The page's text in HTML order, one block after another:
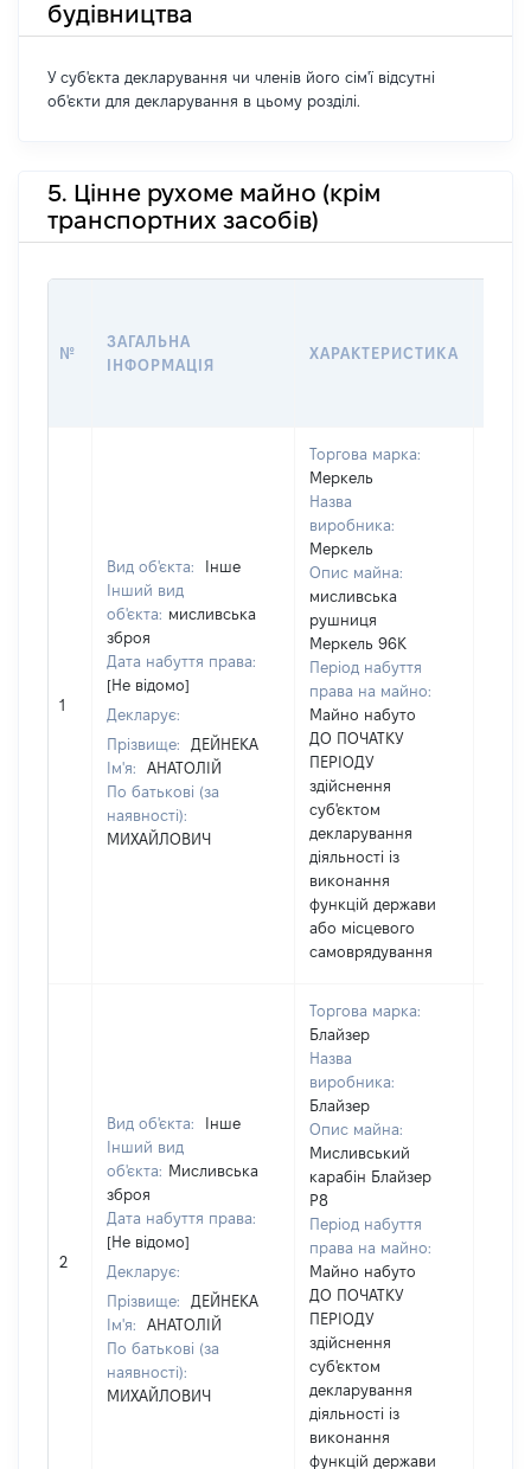
будівництва
У суб'єкта декларування чи членів його сім'ї відсутні
об'єкти для декларування в цьому розділі.
5. Цінне рухоме майно (крім
транспортних засобів)
№
ЗАГАЛЬНА
ІНФОРМАЦІЯ
ХАРАКТЕРИСТИКА
1
Вид об'єкта:
Інше
Інший вид
об'єкта: мисливська
зброя
Дата набуття права:
[Не відомо]
Декларує:
Прізвище:
ДЕЙНЕКА
Ім'я:
АНАТОЛІЙ
По батькові (за
наявності):
МИХАЙЛОВИЧ
Торгова марка:
Меркель
Назва
виробника:
Меркель
Опис майна:
мисливська
рушниця
Меркель 96К
Період набуття
права на майно:
Майно набуто
ДО ПОЧАТКУ
ПЕРІОДУ
здійснення
суб'єктом
декларування
діяльності із
виконання
функцій держави
або місцевого
самоврядування
2
Вид об'єкта:
Інше
Інший вид
об'єкта: Мисливська
зброя
Дата набуття права:
[Не відомо]
Декларує:
Прізвище:
ДЕЙНЕКА
Ім'я:
АНАТОЛІЙ
По батькові (за
наявності):
МИХАЙЛОВИЧ
Торгова марка:
Блайзер
Назва
виробника:
Блайзер
Опис майна:
Мисливський
карабін Блайзер
Р8
Період набуття
права на майно:
Майно набуто
ДО ПОЧАТКУ
ПЕРІОДУ
здійснення
суб'єктом
декларування
діяльності із
виконання
функцій держави